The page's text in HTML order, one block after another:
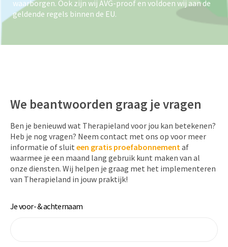
waarborgen. Ook zijn wij AVG-proof en voldoen wij aan de
geldende regels binnen de EU.
We beantwoorden graag je vragen
Ben je benieuwd wat Therapieland voor jou kan betekenen?
Heb je nog vragen? Neem contact met ons op voor meer
informatie of sluit een gratis proefabonnementaf
waarmee je een maand lang gebruik kunt maken van al
onze diensten. Wij helpen je graag met het implementeren
van Therapieland in jouw praktijk!
Je voor- & achternaam